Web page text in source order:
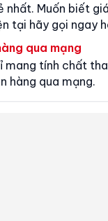
nhất. Muốn biết
tại hãy gọi ngay
qua mạng
mang tính chất
hàng qua mạng.